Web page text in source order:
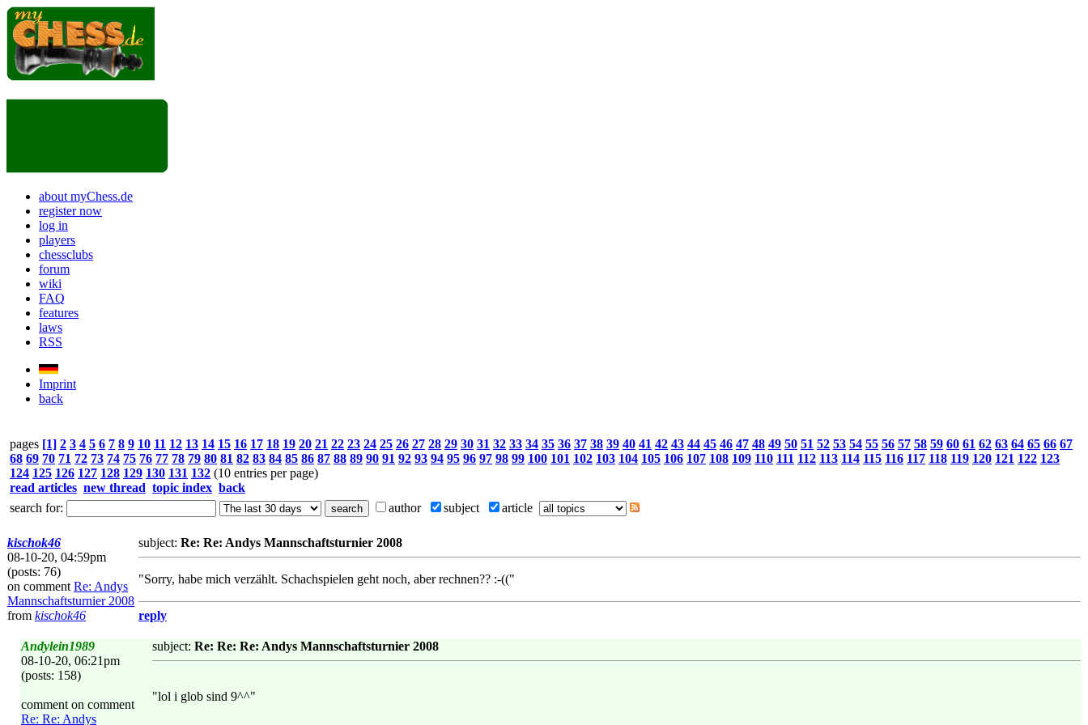
about myChess.de
register now
log in
players
chessclubs
forum
wiki
FAQ
features
laws
RSS
Imprint
back
pages [1] 2 3 4 5 6 7 8 9 10 11 12 13 14 15 16 17 18 19 20 21 22 23 24 25 26 27 28 29 30 31 32 33 34 35 36 37 38 39 40 41 42 43 44 45 46 47 48 49 50 51 52 53 54 55 56 57 58 59 60 61 62 63 64 65 66 67
68 69 70 71 72 73 74 75 76 77 78 79 80 81 82 83 84 85 86 87 88 89 90 91 92 93 94 95 96 97 98 99 100 101 102 103 104 105 106 107 108 109 110 111 112 113 114 115 116 117 118 119 120 121 122 123
124 125 126 127 128 129 130 131 132 (10 entries per page)
read articles new thread topic index back
search for:
author subject article
kischok46
08-10-20, 04:59pm
(posts: 76)
on comment Re: Andys
Mannschaftsturnier 2008
from kischok46
subject: Re: Re: Andys Mannschaftsturnier 2008
"Sorry, habe mich verzählt. Schachspielen geht noch, aber rechnen?? :-(("
reply
Andylein1989
08-10-20, 06:21pm
(posts: 158)
comment on comment
Re: Re: Andys
subject: Re: Re: Re: Andys Mannschaftsturnier 2008
"lol i glob sind 9^^"